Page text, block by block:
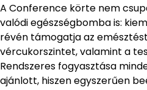
A Conference körte nem
valódi egészségbomba is:
révén támogatja az
vércukorszintet, valamint a
Rendszeres fogyasztása
ajánlott, hiszen egyszerűen